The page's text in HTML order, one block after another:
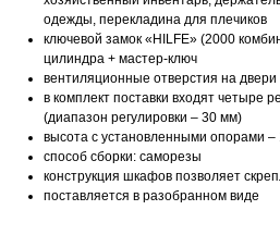
одежды, перекладина для плечиков
ключевой замок «HILFE» (2000
цилиндра + мастер-ключ
вентиляционные отверстия на двери
в комплект поставки входят четыре
(диапазон регулировки – 30 мм)
высота с установленными опорами
способ сборки: саморезы
конструкция шкафов позволяет
поставляется в разобранном виде